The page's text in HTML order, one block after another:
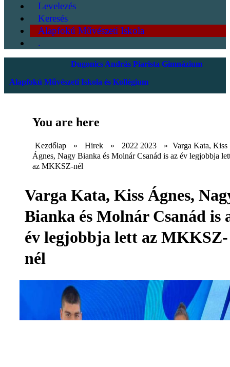
Levelezés
Keresés
Alapfokú Művészeti Iskola
.
Dugonics András Piarista Gimnázium
Alapfokú Művészeti Iskola és Kollégium
You are here
Kezdőlap » Hirek » 2022 2023 » Varga Kata, Kiss
Ágnes, Nagy Bianka és Molnár Csanád is az év legjobbja
az MKKSZ-nél
Varga Kata, Kiss Ágnes,
Bianka és Molnár Csanád is
év legjobbja lett az MKKSZ-
nél